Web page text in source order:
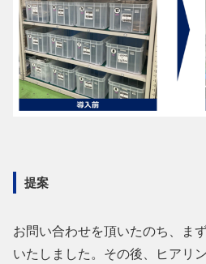
提案
お問い合わせを頂いたのち、ま
いたしました。その後、ヒアリ